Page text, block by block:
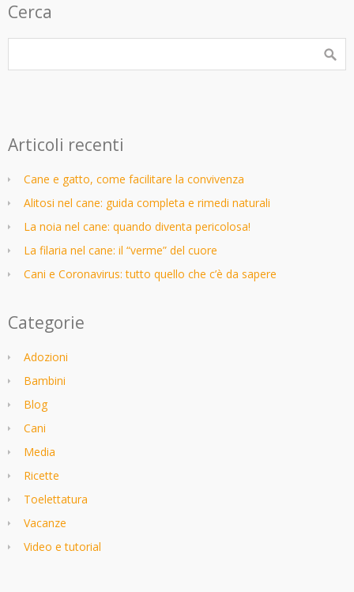
Cerca
Articoli recenti
Cane e gatto, come facilitare la convivenza
Alitosi nel cane: guida completa e rimedi naturali
La noia nel cane: quando diventa pericolosa!
La filaria nel cane: il “verme” del cuore
Cani e Coronavirus: tutto quello che c’è da sapere
Categorie
Adozioni
Bambini
Blog
Cani
Media
Ricette
Toelettatura
Vacanze
Video e tutorial